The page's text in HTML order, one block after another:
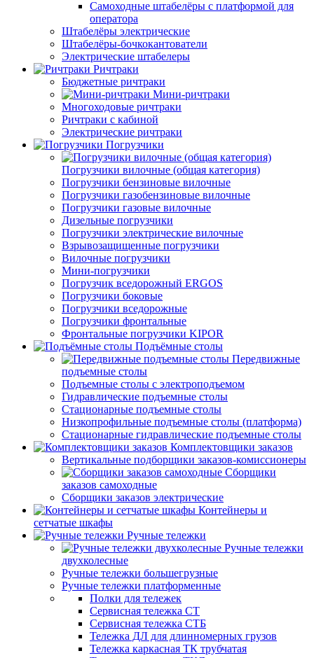
Самоходные штабелёры с платформой для
оператора
Штабелёры электрические
Штабелёры-бочкокантователи
Электрические штабелеры
Ричтраки
Бюджетные ричтраки
Мини-ричтраки
Многоходовые ричтраки
Ричтраки с кабиной
Электрические ричтраки
Погрузчики
Погрузчики вилочные (общая категория)
Погрузчики бензиновые вилочные
Погрузчики газобензиновые вилочные
Погрузчики газовые вилочные
Дизельные погрузчики
Погрузчики электрические вилочные
Взрывозащищенные погрузчики
Вилочные погрузчики
Мини-погрузчики
Погрузчик вседорожный ERGOS
Погрузчики боковые
Погрузчики вседорожные
Погрузчики фронтальные
Фронтальные погрузчики KIPOR
Подъёмные столы
Передвижные
подъемные столы
Подъемные столы с электроподъемом
Гидравлические подъемные столы
Стационарные подъемные столы
Низкопрофильные подъемные столы (платформа)
Стационарные гидравлические подъемные столы
Комплектовщики заказов
Вертикальные подборщики заказов-комиссионеры
Сборщики
заказов самоходные
Сборщики заказов электрические
Контейнеры и
сетчатые шкафы
Ручные тележки
Ручные тележки
двухколесные
Ручные тележки большегрузные
Ручные тележки платформенные
Полки для тележек
Сервисная тележка СТ
Сервисная тележка СТБ
Тележка ДЛ для длинномерных грузов
Тележка каркасная ТК трубчатая